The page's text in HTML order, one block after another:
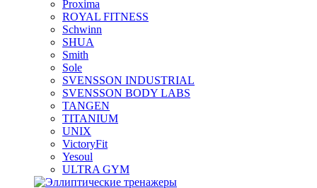
Proxima
ROYAL FITNESS
Schwinn
SHUA
Smith
Sole
SVENSSON INDUSTRIAL
SVENSSON BODY LABS
TANGEN
TITANIUM
UNIX
VictoryFit
Yesoul
ULTRA GYM